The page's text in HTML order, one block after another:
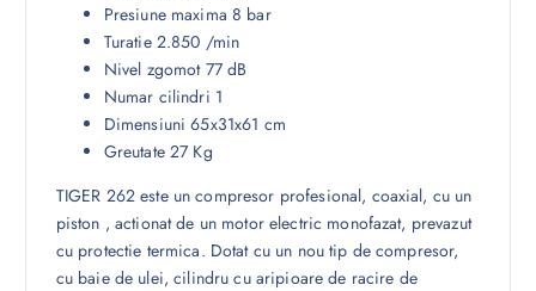
Presiune maxima 8 bar
Turatie 2.850 /min
Nivel zgomot 77 dB
Numar cilindri 1
Dimensiuni 65x31x61 cm
Greutate 27 Kg
TIGER 262 este un compresor profesional, coaxial, cu un
piston , actionat de un motor electric monofazat, prevazut
cu protectie termica. Dotat cu un nou tip de compresor,
cu baie de ulei, cilindru cu aripioare de racire de